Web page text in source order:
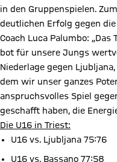
in den Gruppenspielen.
deutlichen Erfolg gegen die
Coach Luca Palumbo:
bot für unsere Jungs
Niederlage gegen
dem wir unser ganzes
anspruchsvolles Spiel
geschafft haben, die
Die U16 in Triest:
U16 vs. Ljubljana 75:76
U16 vs. Bassano 77:58